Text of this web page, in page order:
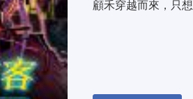
顧禾穿越而來，只